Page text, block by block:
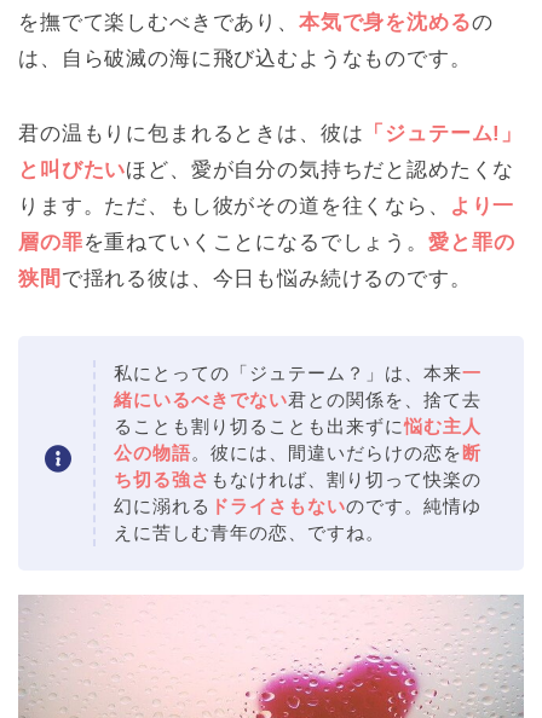
を撫でて楽しむべきであり、 本気で身を沈めるの
は、自ら破滅の海に飛び込むようなものです。
君の温もりに包まれるときは、彼は 「ジュテーム!」
と叫びたいほど、愛が自分の気持ちだと認めたくな
ります。ただ、もし彼がその道を往くなら、
より一
層の罪を重ねていくことになるでしょう。 愛と罪の
狭間 で揺れる彼は、今日も悩み続けるのです。
私にとっての「ジュテーム？」は、本来一
緒にいるべきでない君との関係を、捨て去
ることも割り切ることも出来ずに悩む主人
公の物語。彼には、間違いだらけの恋を 断
ち切る強さ もなければ、割り切って快楽の
幻に溺れる ドライさもないのです。純情ゆ
えに苦しむ青年の恋、ですね。